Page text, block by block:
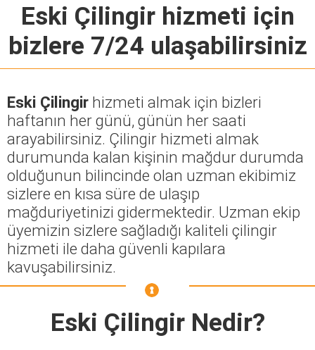
Eski Çilingirhizmeti için
bizlere 7/24 ulaşabilirsiniz
Eski Çilingir hizmeti almak için bizleri
haftanın her günü, günün her saati
arayabilirsiniz. Çilingir hizmeti almak
durumunda kalan kişinin mağdur durumda
olduğunun bilincinde olan uzman ekibimiz
sizlere en kısa süre de ulaşıp
mağduriyetinizi gidermektedir. Uzman ekip
üyemizin sizlere sağladığı kaliteli çilingir
hizmeti ile daha güvenli kapılara
kavuşabilirsiniz.
Eski ÇilingirNedir?